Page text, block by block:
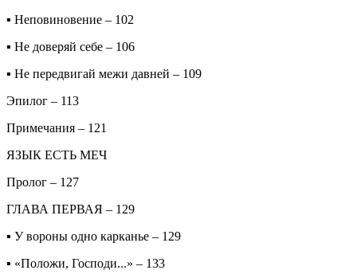
▪ Неповиновение – 102
▪ Не доверяй себе – 106
▪ Не передвигай межи давней – 109
Эпилог – 113
Примечания – 121
ЯЗЫК ЕСТЬ МЕЧ
Пролог – 127
ГЛАВА ПЕРВАЯ – 129
▪ У вороны одно карканье – 129
▪ «Положи, Господи...» – 133